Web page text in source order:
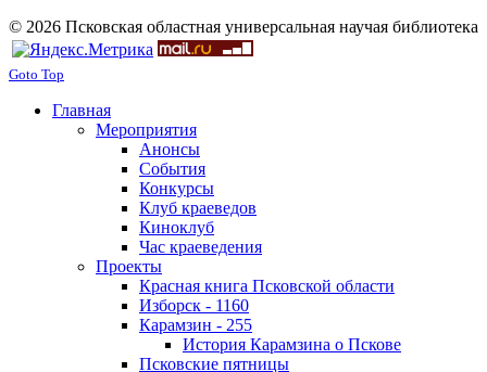
© 2026 Псковская областная универсальная научая библиотека
Goto Top
Главная
Мероприятия
Анонсы
События
Конкурсы
Клуб краеведов
Киноклуб
Час краеведения
Проекты
Красная книга Псковской области
Изборск - 1160
Карамзин - 255
История Карамзина о Пскове
Псковские пятницы